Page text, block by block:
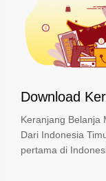
Download
Keranjang Belanja
Dari Indonesia
pertama di